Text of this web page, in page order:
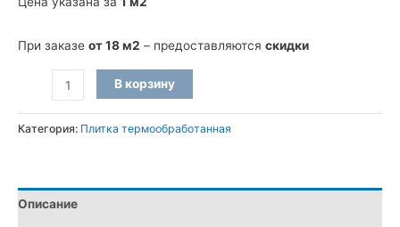
При заказе от 18 м2 – предоставляются скидки
Количество
товара
Плитка
Капустинского
гранита
В корзину
Категория: Плитка термообработанная
Описание